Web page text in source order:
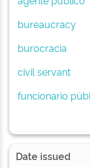
bureaucracy
burocracia
civil servant
funcionario
Date issued